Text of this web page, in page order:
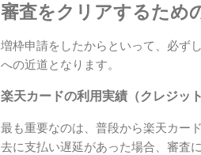
審査をクリアするため
増枠申請をしたからといって、必ず
への近道となります。
楽天カードの利用実績（クレジッ
最も重要なのは、普段から楽天カー
去に支払い遅延があった場合、審査